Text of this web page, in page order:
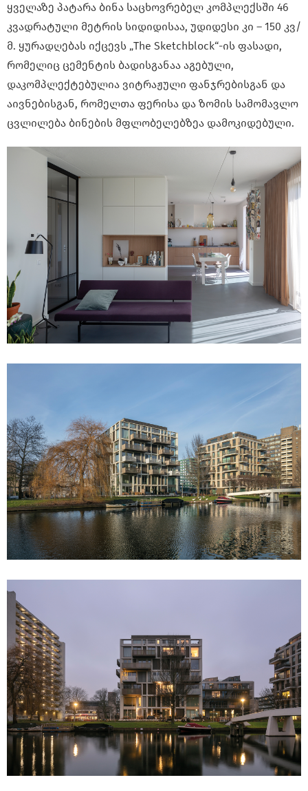
ყველაზე პატარა ბინა საცხოვრებელ კომპლექსში 46
კვადრატული მეტრის სიდიდისაა, უდიდესი კი – 150 კვ/
მ. ყურადღებას იქცევს „The Sketchblock“-ის ფასადი,
რომელიც ცემენტის ბადისგანაა აგებული,
დაკომპლექტებულია ვიტრაჟული ფანჯრებისგან და
აივნებისგან, რომელთა ფერისა და ზომის სამომავლო
ცვლილება ბინების მფლობელებზეა დამოკიდებული.